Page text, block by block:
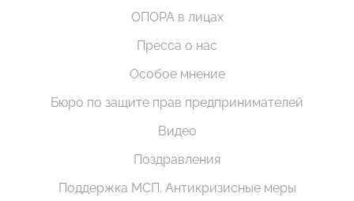
ОПОРА в лицах
Пресса о нас
Особое мнение
Бюро по защите прав предпринимателей
Видео
Поздравления
Поддержка МСП. Антикризисные меры